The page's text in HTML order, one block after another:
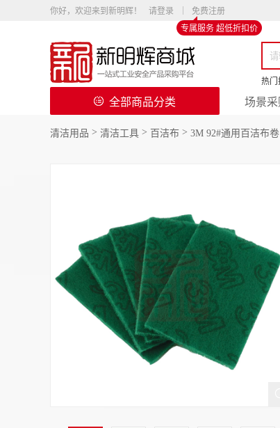
你好，欢迎来到新明辉！ 请登录
免费注册
专属服务 超低折扣价
热门
全部商品分类 场景采
清洁用品 > 清洁工具 > 百洁布 > 3M 92#通用百洁布